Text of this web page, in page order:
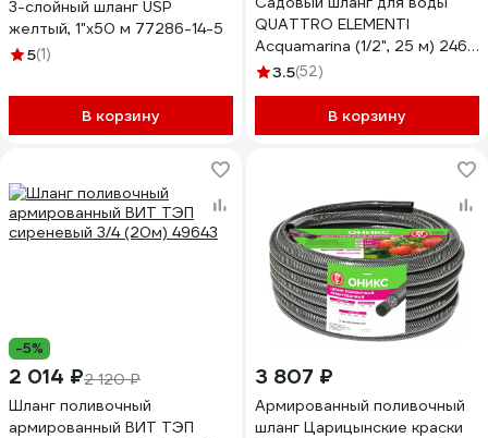
3-слойный шланг USP
желтый, 1"x50 м 77286-14-5
5(1)
В корзину
QUATTRO ELEMENTI
Acquamarina (1/2", 25 м) 246-
7843.5(52)
В корзину
-5%
2 014 ₽2 120 ₽
Шланг поливочный
армированный ВИТ ТЭП
3 807 ₽
Армированный поливочный
шланг Царицынские краски